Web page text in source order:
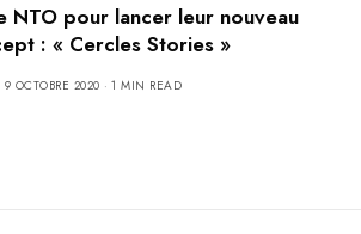
NTO pour lancer leur nouveau
: « Cercles Stories »
9 OCTOBRE 2020 1 MIN READ